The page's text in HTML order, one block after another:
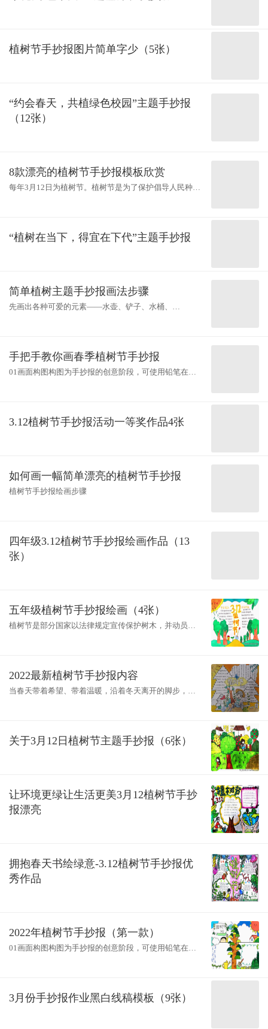
植树节手抄报图片简单字少（5张）
“约会春天，共植绿色校园”主题手抄报
（12张）
8款漂亮的植树节手抄报模板欣赏
每年3月12日为植树节。植树节是为了保护倡导人民种植
“植树在当下，得宜在下代”主题手抄报
简单植树主题手抄报画法步骤
先画出各种可爱的元素——水壶、铲子、水桶、
手把手教你画春季植树节手抄报
01画面构图构图为手抄报的创意阶段，可使用铅笔在素
3.12植树节手抄报活动一等奖作品4张
如何画一幅简单漂亮的植树节手抄报
植树节手抄报绘画步骤
四年级3.12植树节手抄报绘画作品（13
张）
五年级植树节手抄报绘画（4张）
植树节是部分国家以法律规定宣传保护树木，并动员群
2022最新植树节手抄报内容
当春天带着希望、带着温暖，沿着冬天离开的脚步，在
关于3月12日植树节主题手抄报（6张）
让环境更绿让生活更美3月12植树节手抄
报漂亮
拥抱春天书绘绿意-3.12植树节手抄报优
秀作品
2022年植树节手抄报（第一款）
01画面构图构图为手抄报的创意阶段，可使用铅笔在素
3月份手抄报作业黑白线稿模板（9张）